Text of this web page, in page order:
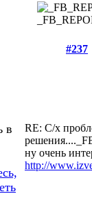
#237
RE: С/х
решения....
ну очень
http://